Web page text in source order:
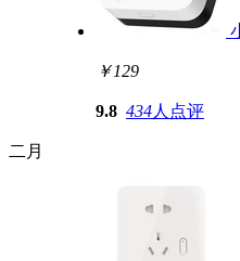
￥129
9.8 434人点评
二月